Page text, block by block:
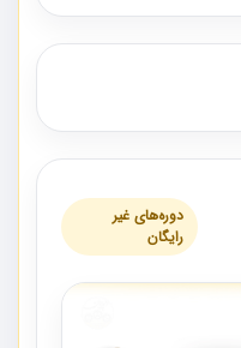
دوره‌های غیر
رایگان